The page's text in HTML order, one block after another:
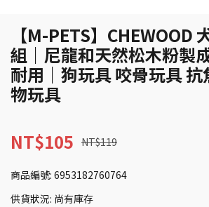
【M-PETS】CHEWOOD
組｜尼龍和天然松木粉製
耐用｜狗玩具 咬骨玩具
物玩具
NT$105 NT$119
商品編號: 6953182760764
供貨狀況: 尚有庫存